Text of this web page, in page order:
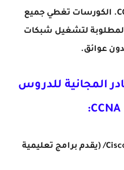
المعرفة حول اختبار CCNA. الكورسات تغطي جميع
لتشغيل شبكات
عوائق.
المجانية للدروس
Cisco Networking Academy/ (يقدم برامج تعليمية